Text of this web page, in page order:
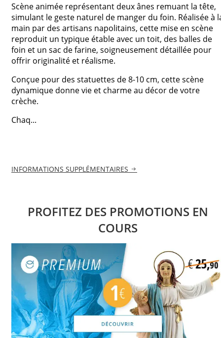
Scène animée représentant deux ânes remuant la tête,
simulant le geste naturel de manger du foin. Réalisée à
main par des artisans napolitains, cette mise en scène
reproduit un typique étable avec un toit, des balles de
foin et un sac de farine, soigneusement détaillée pour
offrir originalité et réalisme.
Conçue pour des statuettes de 8-10 cm, cette scène
dynamique donne vie et charme au décor de votre
crèche.
Chaq...
INFORMATIONS SUPPLÉMENTAIRES
PROFITEZ DES PROMOTIONS EN
COURS